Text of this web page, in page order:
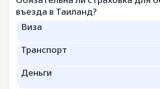
въезда в Таиланд?
Виза
Транспорт
Деньги